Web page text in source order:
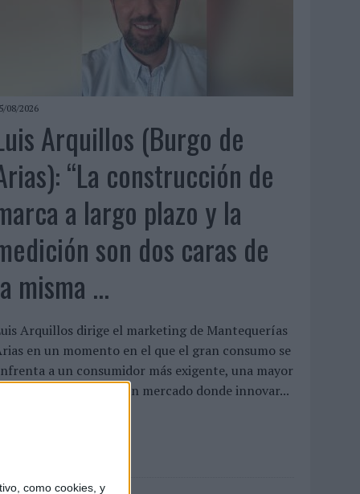
como cookies, y
08/2026
Arquillos (Burgo de
“La construcción de
a largo plazo y la
son dos caras de
misma ...
Arquillos dirige el marketing de Mantequerías
en un momento en el que el gran consumo se
a un consumidor más exigente, una mayor
presión competitiva y un mercado donde innovar...